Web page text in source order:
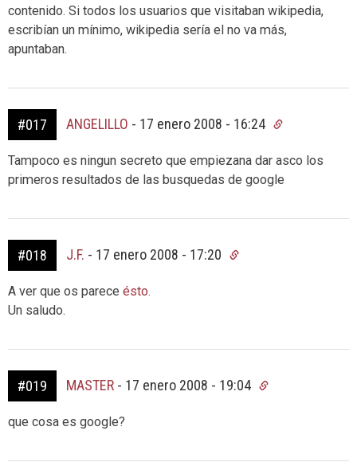
contenido. Si todos los usuarios que visitaban wikipedia,
escribían un mínimo, wikipedia sería el no va más,
apuntaban.
#017 ANGELILLO - 17 enero 2008 - 16:24
Tampoco es ningun secreto que empiezana dar asco los
primeros resultados de las busquedas de google
#018 J.F. - 17 enero 2008 - 17:20
A ver que os parece ésto.
Un saludo.
#019 MASTER - 17 enero 2008 - 19:04
que cosa es google?